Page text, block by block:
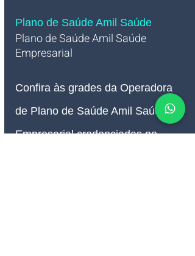
Plano de Saúde Amil Saúde
Plano de Saúde Amil Saúde
Empresarial
Confira às grades da Operadora
de Plano de Saúde Amil Saúde
Empresarial credenciadas no